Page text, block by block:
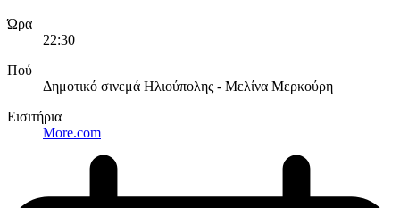
Ώρα
22:30
Πού
Δημοτικό σινεμά Ηλιούπολης - Μελίνα Μερκούρη
Εισιτήρια
More.com